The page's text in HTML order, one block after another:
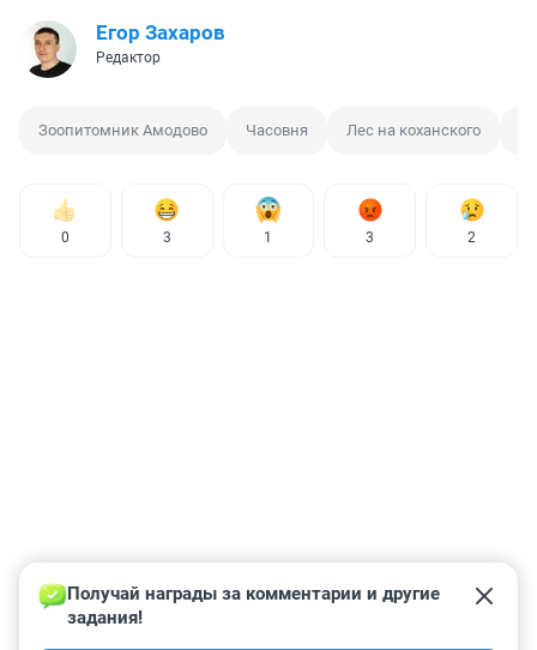
Егор Захаров
Редактор
Зоопитомник Амодово Часовня Лес на коханского
0 3 1 3 2
Получай награды за комментарии и другие
задания!